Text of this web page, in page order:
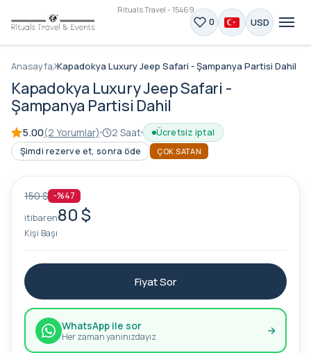
Rituals Travel - 15469
0 USD
Anasayfa Kapadokya Luxury Jeep Safari - Şampanya Partisi Dahil
Kapadokya Luxury Jeep Safari -
Şampanya Partisi Dahil
5.00(2 Yorumlar) 2 Saat
Ücretsiz iptal
Şimdi rezerve et, sonra öde
ÇOK SATAN
150 $ -%47
itibaren80 $
Kişi Başı
Fiyat Sor
WhatsApp ile sor
Her zaman yanınızdayız